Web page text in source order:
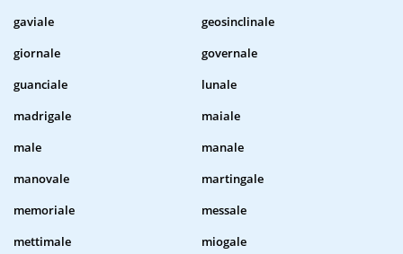
gaviale
geosinclinale
giornale
governale
guanciale
lunale
madrigale
maiale
male
manale
manovale
martingale
memoriale
messale
mettimale
miogale